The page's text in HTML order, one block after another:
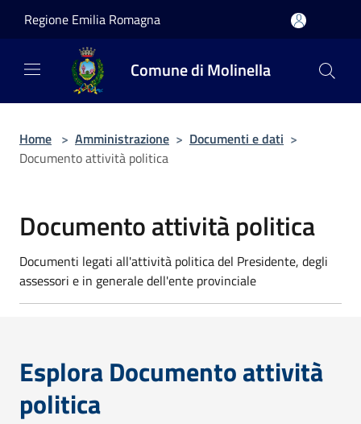
Regione Emilia Romagna
Comune di Molinella
Home > Amministrazione > Documenti e dati >
Documento attività politica
Documento attività politica
Documenti legati all'attività politica del Presidente, degli
assessori e in generale dell'ente provinciale
Esplora Documento attività
politica